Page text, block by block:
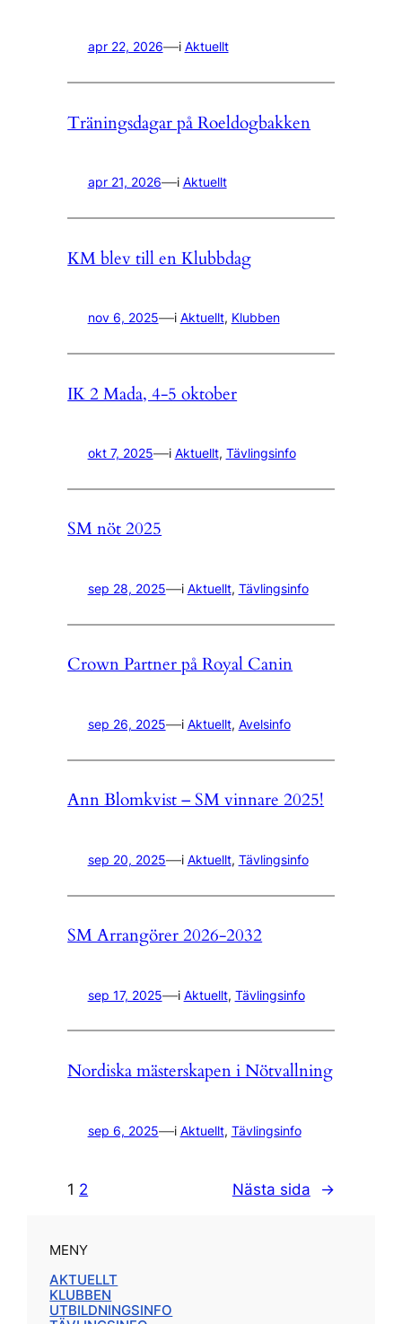
apr 22, 2026—i Aktuellt
Träningsdagar på Roeldogbakken
apr 21, 2026—i Aktuellt
KM blev till en Klubbdag
nov 6, 2025—i Aktuellt, Klubben
IK 2 Mada, 4-5 oktober
okt 7, 2025—i Aktuellt, Tävlingsinfo
SM nöt 2025
sep 28, 2025—i Aktuellt, Tävlingsinfo
Crown Partner på Royal Canin
sep 26, 2025—i Aktuellt, Avelsinfo
Ann Blomkvist – SM vinnare 2025!
sep 20, 2025—i Aktuellt, Tävlingsinfo
SM Arrangörer 2026-2032
sep 17, 2025—i Aktuellt, Tävlingsinfo
Nordiska mästerskapen i Nötvallning
sep 6, 2025—i Aktuellt, Tävlingsinfo
1 2 Nästa sida →
MENY
AKTUELLT
KLUBBEN
UTBILDNINGSINFO